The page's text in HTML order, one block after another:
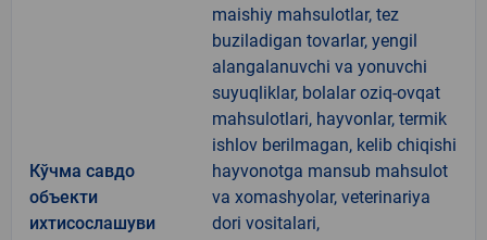
Кўчма савдо
объекти
ихтисослашуви
maishiy mahsulotlar, tez
buziladigan tovarlar, yengil
alangalanuvchi va yonuvchi
suyuqliklar, bolalar oziq-ovqat
mahsulotlari, hayvonlar, termik
ishlov berilmagan, kelib chiqishi
hayvonotga mansub mahsulot
va xomashyolar, veterinariya
dori vositalari,